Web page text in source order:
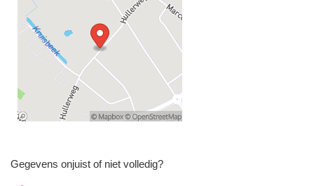
Gegevens onjuist of niet volledig?